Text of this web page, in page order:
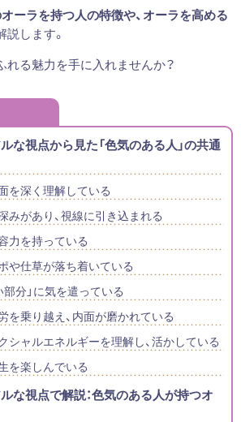
ーラを持つ人の特徴や、オーラを高める
します。
れる魅力を手に入れませんか？
な視点から見た「色気のある人」の共通
を深く理解している
があり、視線に引き込まれる
力を持っている
や仕草が落ち着いている
分」に気を遣っている
乗り越え、内面が磨かれている
ャルエネルギーを理解し、活かしている
を楽しんでいる
な視点で解説：色気のある人が持つオ